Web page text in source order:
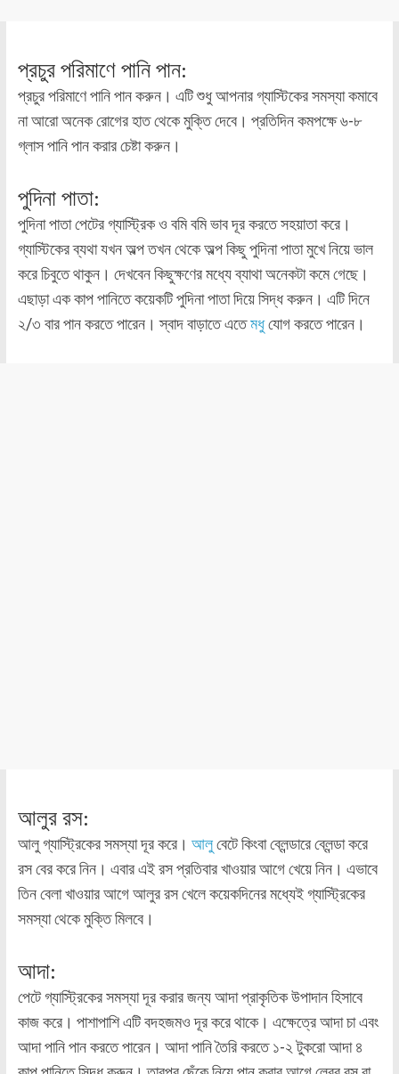
প্রচুর পরিমাণে পানি পান:
প্রচুর পরিমাণে পানি পান করুন। এটি শুধু আপনার গ্যাস্টিকের সমস্যা কমাবে
না আরো অনেক রোগের হাত থেকে মুক্তি দেবে। প্রতিদিন কমপক্ষে ৬-৮
গ্লাস পানি পান করার চেষ্টা করুন।
পুদিনা পাতা:
পুদিনা পাতা পেটের গ্যাস্ট্রিক ও বমি বমি ভাব দূর করতে সহয়াতা করে।
গ্যাস্টিকের ব্যথা যখন অল্প তখন থেকে অল্প কিছু পুদিনা পাতা মুখে নিয়ে ভাল
করে চিবুতে থাকুন। দেখবেন কিছুক্ষণের মধ্যে ব্যাথা অনেকটা কমে গেছে।
এছাড়া এক কাপ পানিতে কয়েকটি পুদিনা পাতা দিয়ে সিদ্ধ করুন। এটি দিনে
২/৩ বার পান করতে পারেন। স্বাদ বাড়াতে এতেমধুযোগ করতে পারেন।
আলুর রস:
আলু গ্যাস্ট্রিকের সমস্যা দূর করে। আলুবেটে কিংবা ব্লেন্ডারে ব্লেন্ডা করে
রস বের করে নিন। এবার এই রস প্রতিবার খাওয়ার আগে খেয়ে নিন। এভাবে
তিন বেলা খাওয়ার আগে আলুর রস খেলে কয়েকদিনের মধ্যেই গ্যাস্ট্রিকের
সমস্যা থেকে মুক্তি মিলবে।
আদা:
পেটে গ্যাস্ট্রিকের সমস্যা দূর করার জন্য আদা প্রাকৃতিক উপাদান হিসাবে
কাজ করে। পাশাপাশি এটি বদহজমও দূর করে থাকে। এক্ষেত্রে আদা চা এবং
আদা পানি পান করতে পারেন। আদা পানি তৈরি করতে ১-২ টুকরো আদা ৪